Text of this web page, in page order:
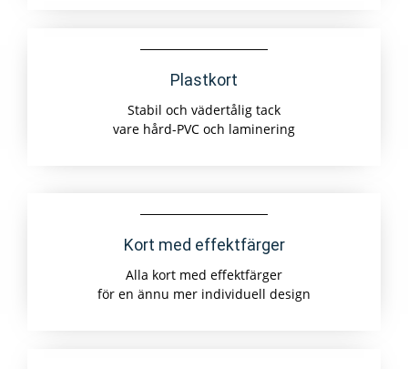
Plastkort
Stabil och vädertålig tack
vare hård-PVC och laminering
Kort med effektfärger
Alla kort med effektfärger
för en ännu mer individuell design